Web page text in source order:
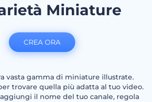
Miniature
vasta gamma di miniature illustrate.
trovare quella più adatta al tuo video.
il nome del tuo canale, regola
CREA ORA